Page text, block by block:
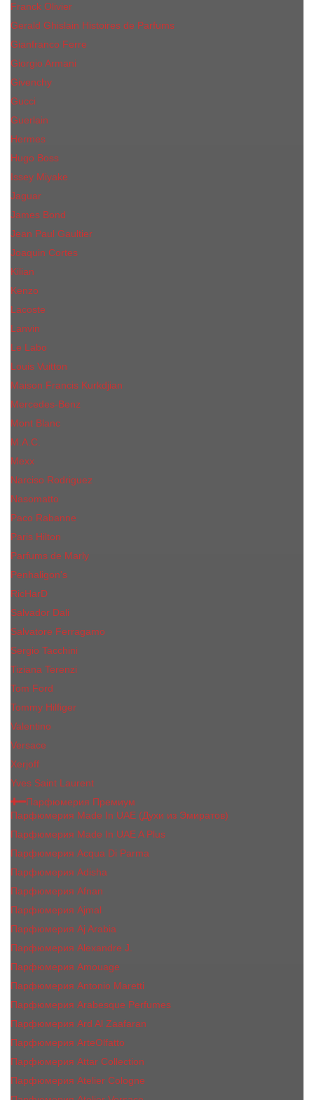
Franck Olivier
Gerald Ghislain Histoires de Parfums
Gianfranco Ferre
Giorgio Armani
Givenchy
Gucci
Guerlain
Hermes
Hugo Boss
Issey Miyake
Jaguar
James Bond
Jean Paul Gaultier
Joaquin Сortes
Kilian
Kenzo
Lacoste
Lanvin
Le Labo
Louis Vuitton
Maison Francis Kurkdjian
Mercedes-Benz
Mont Blanc
M.А.C.
Mexx
Narciso Rodriguez
Nasomatto
Paco Rabanne
Paris Hilton
Parfums de Marly
Penhaligon​'s
RicHarD
Salvador Dali
Salvatore Ferragamo
Sergio Tacchini
Tiziana Terenzi
Tom Ford
Tommy Hilfiger
Valentino
Versace
Xerjoff
Yves Saint Laurent
Парфюмерия Премиум
Парфюмерия Made In UAE (Духи из Эмиратов)
Парфюмерия Made In UAE A Plus
Парфюмерия Acqua Di Parma
Парфюмерия Adisha
Парфюмерия Afnan
Парфюмерия Ajmal
Парфюмерия Aj Arabia
Парфюмерия Alexandre J.
Парфюмерия Amouage
Парфюмерия Antonio Maretti
Парфюмерия Arabesque Perfumes
Парфюмерия Ard Al Zaafaran
Парфюмерия ArteOlfatto
Парфюмерия Attar Collection
Парфюмерия Atelier Cologne